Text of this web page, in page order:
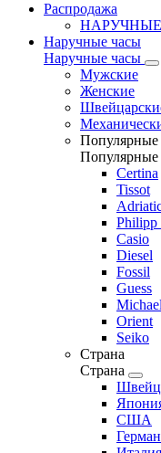
Распродажа
Наручные часы
Наручные часы
Мужские
Женские
Certina
Tissot
Philipp
Casio
Diesel
Fossil
Guess
Orient
Seiko
Страна
Страна
США